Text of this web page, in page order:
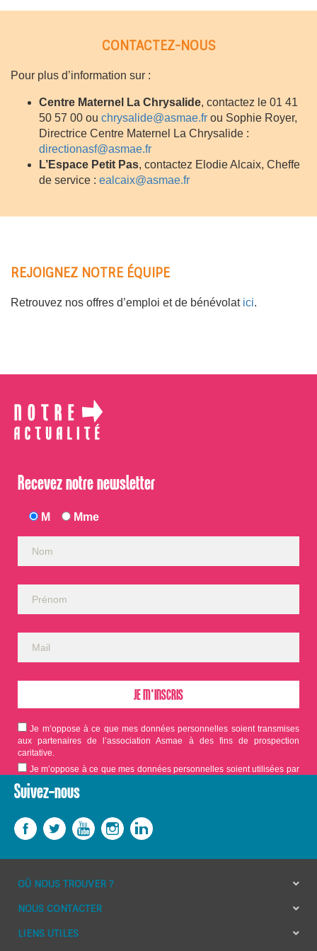
CONTACTEZ-NOUS
Pour plus d’information sur :
Centre Maternel La Chrysalide, contactez le 01 41
50 57 00 ou chrysalide@asmae.fr ou Sophie Royer,
Directrice Centre Maternel La Chrysalide :
directionasf@asmae.fr
L’Espace Petit Pas, contactez Elodie Alcaix, Cheffe
de service : ealcaix@asmae.fr
REJOIGNEZ NOTRE ÉQUIPE
Retrouvez nos offres d’emploi et de bénévolat ici.
Recevez notre newsletter
M Mme
Je m’oppose à ce que mes données personnelles soient transmises
aux partenaires de l’association Asmae à des fins de prospection
caritative.
Je m’oppose à ce que mes données personnelles soient utilisées par
Asmae dans le cadre d'appels aux dons.
Suivez-nous
OÙ NOUS TROUVER ?
NOUS CONTACTER
LIENS UTILES